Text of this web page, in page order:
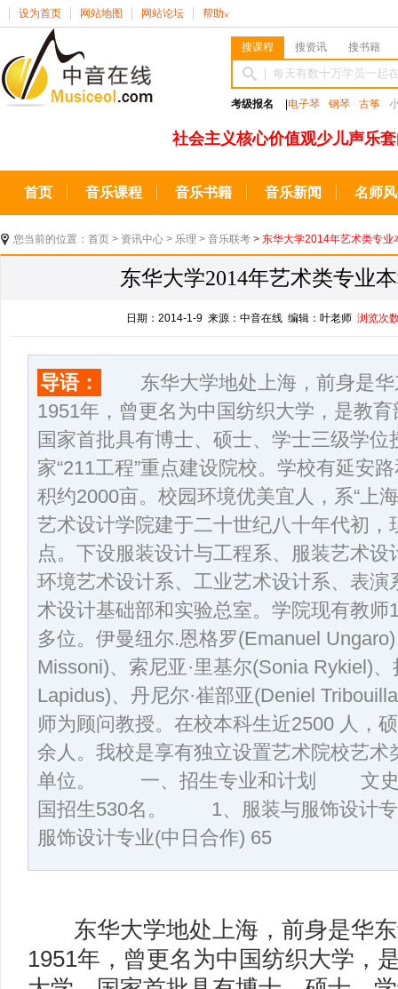
设为首页 网站地图 网站论坛 帮助 ∨
搜课程 搜资讯 搜书籍
考级报名 电子琴 钢琴 古筝
社会主义核心价值观少儿声乐
首页 音乐课程 音乐书籍 音乐新闻 名师
您当前的位置： 首页 > 资讯中心 > 乐理 > 音乐联考 > 东华大学2014年艺术类专业
东华大学2014年艺术类专业
日期：2014-1-9 来源：中音在线 编辑：叶老师 浏览次
导语：
东华大学地处上海，前身是华
1951年，曾更名为中国纺织大学，是教
国家首批具有博士、硕士、学士三级学
家“211工程”重点建设院校。学校有延安
积约2000亩。校园环境优美宜人，系“
艺术设计学院建于二十世纪八十年代初，
点。下设服装设计与工程系、服装艺术
环境艺术设计系、工业艺术设计系、表
术设计基础部和实验总室。学院现有教师
多位。伊曼纽尔.恩格罗(Emanuel
Missoni)、索尼亚·里基尔(Sonia Rykiel)
Lapidus)、丹尼尔·崔部亚(Deniel
师为顾问教授。在校本科生近2500 人，
余人。我校是享有独立设置艺术院校艺
单位。 一、招生专业和计划 文史
国招生530名。 1、服装与服饰设计
服饰设计专业(中日合作) 65
东华大学地处上海，前身是华东
1951年，曾更名为中国纺织大学，